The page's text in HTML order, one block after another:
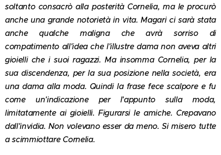
soltanto consacrò alla posterità Cornelia, ma le procurò
anche una grande notorietà in vita. Magari ci sarà stata
anche qualche maligna che avrà sorriso di
compatimento all'idea che l'illustre dama non aveva altri
gioielli che i suoi ragazzi. Ma insomma Cornelia, per la
sua discendenza, per la sua posizione nella società, era
una dama alla moda. Quindi la frase fece scalpore e fu
come un'indicazione per l'appunto sulla moda,
limitatamente ai gioielli. Figurarsi le amiche. Crepavano
dall'invidia. Non volevano esser da meno. Si misero tutte
a scimmiottare Cornelia.